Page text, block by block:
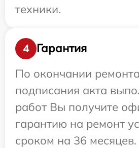
техники.
4
Гарантия
По окончании
подписания акта
работ Вы получите
гарантию на ремонт
сроком на 36 месяцев.